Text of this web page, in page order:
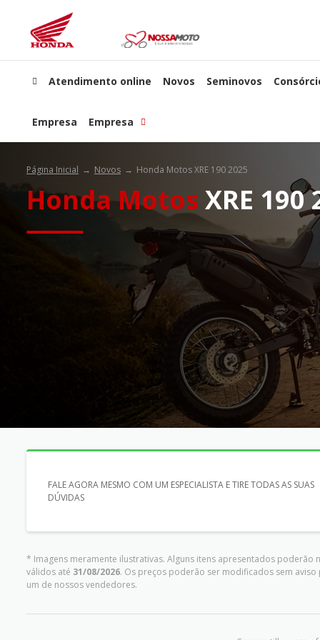
Atendimento online Novos Seminovos
Empresa Empresa
Página Inicial Novos Honda Motos XRE 190 2025
Honda Motos XRE 190
FALE AGORA MESMO COM UM ESPECIALISTA E TIRE TODAS AS SUAS
DÚVIDAS
* Imagens meramente ilustrativas. Alguns itens apresentados poderão
válidos até 31/08/2026. Os preços poderão ser modificados sem
um de nossos vendedores.